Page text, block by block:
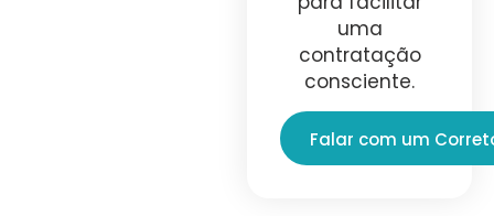
uma
contratação
consciente.
Falar com um